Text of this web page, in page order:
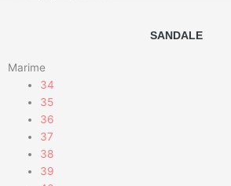
SANDALE
Marime
34
35
36
37
38
39